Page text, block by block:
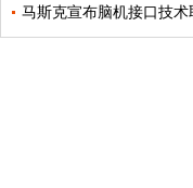
马斯克宣布脑机接口技术